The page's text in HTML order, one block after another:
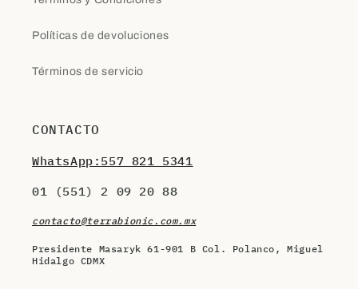
Políticas de devoluciones
Términos de servicio
CONTACTO
WhatsApp:557 821 5341
01 (551) 2 09 20 88
contacto@terrabionic.com.mx
Presidente Masaryk 61-901 B Col. Polanco, Miguel
Hidalgo CDMX